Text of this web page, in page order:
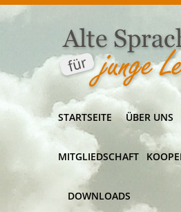
STARTSEITE ÜBER UNS
MITGLIEDSCHAFT
DOWNLOADS